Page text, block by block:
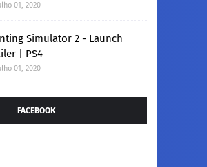
01, 2020
Simulator 2 - Launch
| PS4
01, 2020
FACEBOOK